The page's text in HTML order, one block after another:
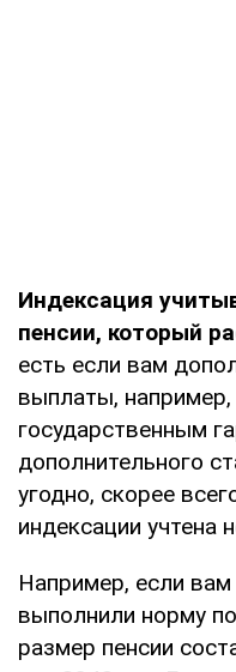
Индексация
пенсии, который
есть если вам
выплаты, например,
государственным
дополнительного
угодно, скорее
индексации учтена
Например, если
выполнили норму
размер пенсии